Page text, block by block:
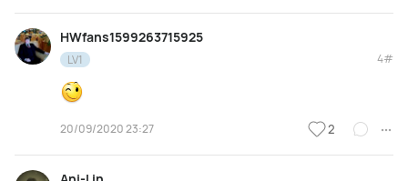
HWfans1599263715925
LV1 4#
20/09/2020 23:27 2